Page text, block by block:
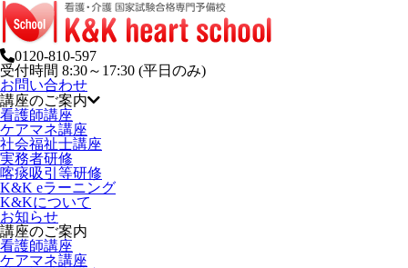
0120-810-597
受付時間 8:30～17:30 (平日のみ)
お問い合わせ
講座のご案内
看護師講座
ケアマネ講座
社会福祉士講座
実務者研修
喀痰吸引等研修
K&K eラーニング
K&Kについて
お知らせ
講座のご案内
看護師講座
ケアマネ講座